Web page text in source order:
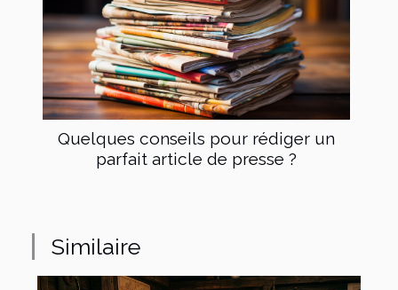
Quelques conseils pour rédiger un
parfait article de presse ?
Similaire